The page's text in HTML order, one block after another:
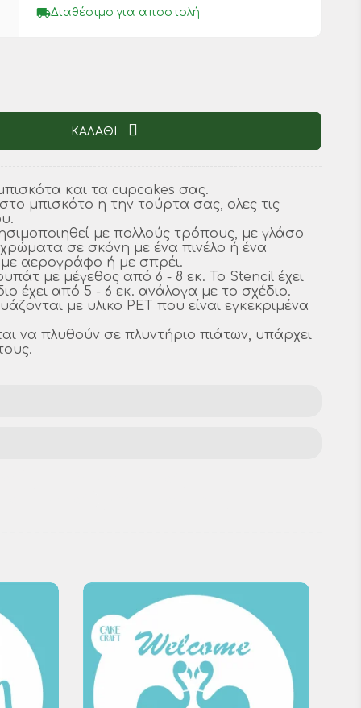
local_shippingΔιαθέσιμο για αποστολή
ΚΑΛΑΘΙ
και τα cupcakes σας.
μπισκότο η την τούρτα σας, ολες τις
με πολλούς τρόπους, με γλάσο
σε σκόνη με ένα πινέλο ή ένα
αερογράφο ή με σπρέι.
με μέγεθος από 6 - 8 εκ. Το Stencil έχει
έχει από 5 - 6 εκ. ανάλογα με το σχέδιο.
με υλικο PET που είναι εγκεκριμένα
να πλυθούν σε πλυντήριο πιάτων, υπάρχει